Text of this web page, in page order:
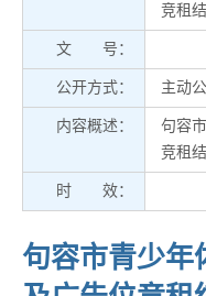
竞租
文 号：
公开方式： 主动
内容概述：
句容
竞租
时 效：
句容市青少年